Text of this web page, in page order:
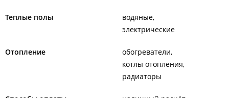
Теплые полы
водяные
электрические
Отопление
обогреватели
котлы отопления
радиаторы